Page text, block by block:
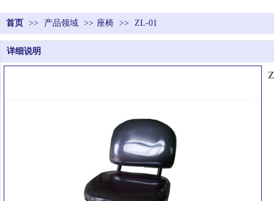
主令控制器
座椅
首页 >> 产品领域 >> 座椅 >> ZL-01
详细说明